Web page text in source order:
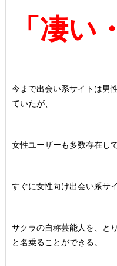
「凄い
今まで出会い系サイトは男
ていたが、
女性ユーザーも多数存在し
すぐに女性向け出会い系サ
サクラの自称芸能人を、と
と名乗ることができる。